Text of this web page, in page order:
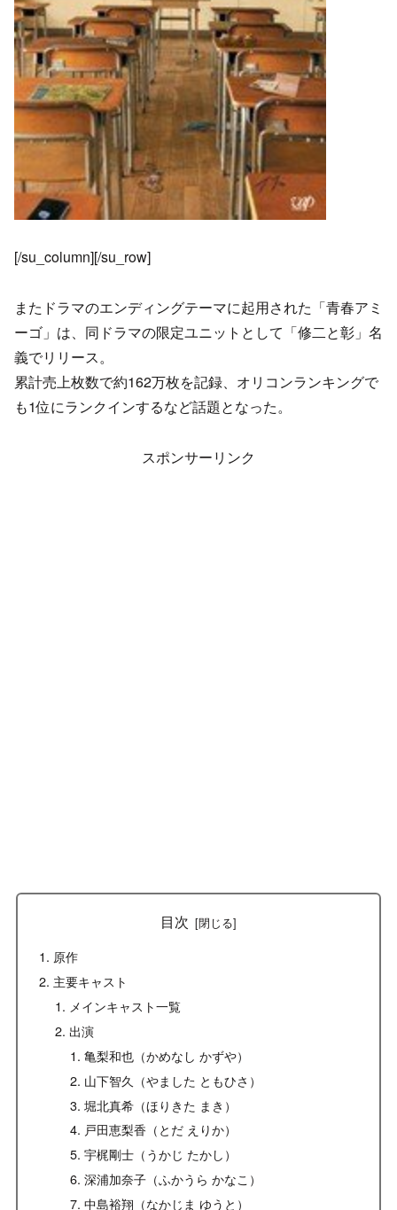
[/su_column][/su_row]
またドラマのエンディングテーマに起用された「青春アミ
ーゴ」は、同ドラマの限定ユニットとして「修二と彰」名
義でリリース。
累計売上枚数で約162万枚を記録、オリコンランキングで
も1位にランクインするなど話題となった。
スポンサーリンク
目次
原作
主要キャスト
メインキャスト一覧
出演
亀梨和也（かめなし かずや）
山下智久（やました ともひさ）
堀北真希（ほりきた まき）
戸田恵梨香（とだ えりか）
宇梶剛士（うかじ たかし）
深浦加奈子（ふかうら かなこ）
中島裕翔（なかじま ゆうと）